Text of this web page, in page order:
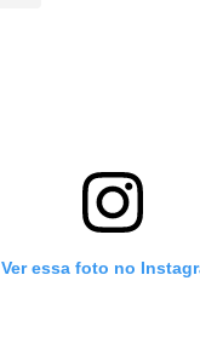
Ver essa foto no